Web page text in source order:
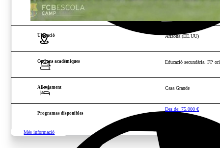
Edat i gènere
Ubicació Arizona (EE.UU)
Opcions acadèmiques Educació secundària. FP
Allotjament Casa Grande
Programas disponibles
Des de:75.000€
Més informació